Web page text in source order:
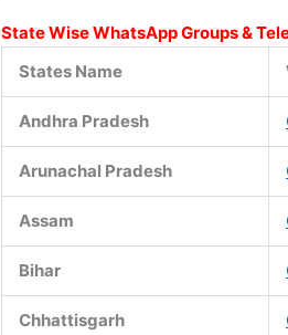
State Wise WhatsApp Groups &
States Name
Andhra Pradesh
Arunachal Pradesh
Assam
Bihar
Chhattisgarh